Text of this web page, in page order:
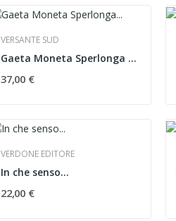
VERSANTE SUD
Gaeta Moneta Sperlonga Leano Circeo. Vie...
37,00 €
VERDONE EDITORE
In che senso...
22,00 €